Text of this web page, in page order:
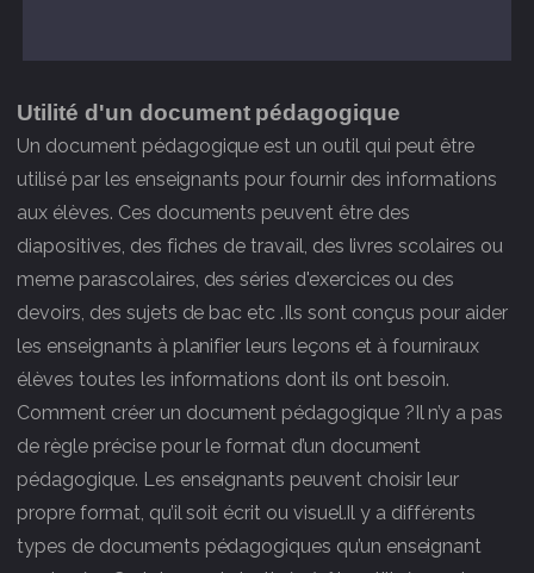
Utilité d'un document pédagogique
Un document pédagogique est un outil qui peut être
utilisé par les enseignants pour fournir des informations
aux élèves. Ces documents peuvent être des
diapositives, des fiches de travail, des livres scolaires ou
meme parascolaires, des séries d'exercices ou des
devoirs, des sujets de bac etc .Ils sont conçus pour aider
les enseignants à planifier leurs leçons et à fourniraux
élèves toutes les informations dont ils ont besoin.
Comment créer un document pédagogique ?Il n’y a pas
de règle précise pour le format d’un document
pédagogique. Les enseignants peuvent choisir leur
propre format, qu’il soit écrit ou visuel.Il y a différents
types de documents pédagogiques qu’un enseignant